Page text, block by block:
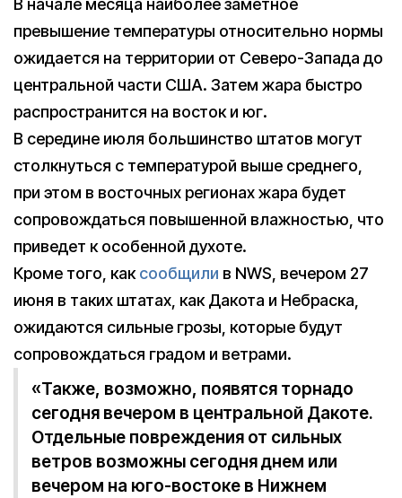
В начале месяца наиболее заметное
превышение температуры относительно нормы
ожидается на территории от Северо-Запада до
центральной части США. Затем жара быстро
распространится на восток и юг.
В середине июля большинство штатов могут
столкнуться с температурой выше среднего,
при этом в восточных регионах жара будет
сопровождаться повышенной влажностью, что
приведет к особенной духоте.
Кроме того, каксообщили в NWS, вечером 27
июня в таких штатах, как Дакота и Небраска,
ожидаются сильные грозы, которые будут
сопровождаться градом и ветрами.
«Также, возможно, появятся торнадо
сегодня вечером в центральной Дакоте.
Отдельные повреждения от сильных
ветров возможны сегодня днем или
вечером на юго-востоке в Нижнем